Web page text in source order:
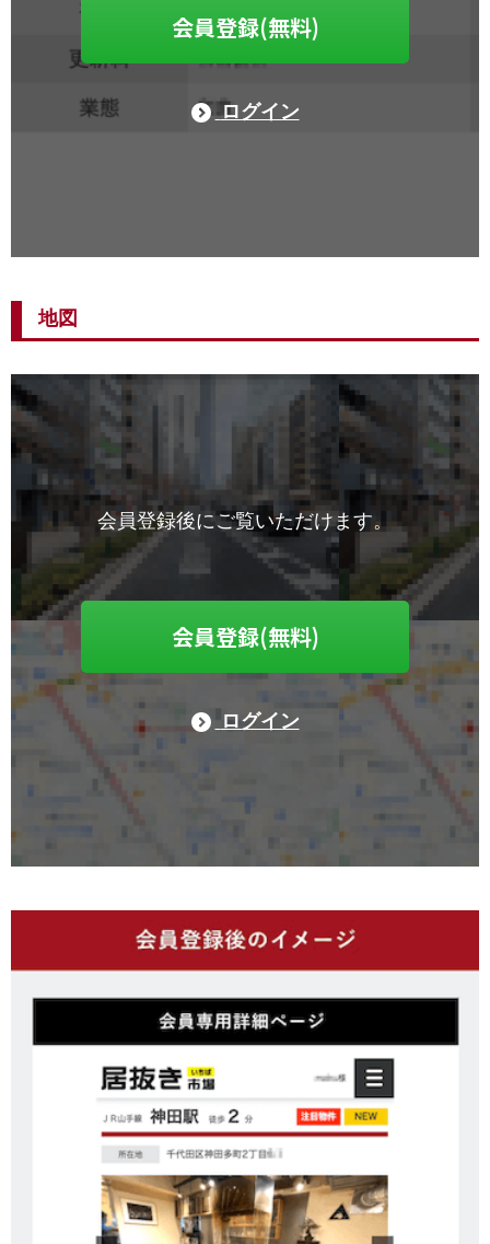
会員登録(無料)
ログイン
地図
会員登録後にご覧いただけます。
会員登録(無料)
ログイン